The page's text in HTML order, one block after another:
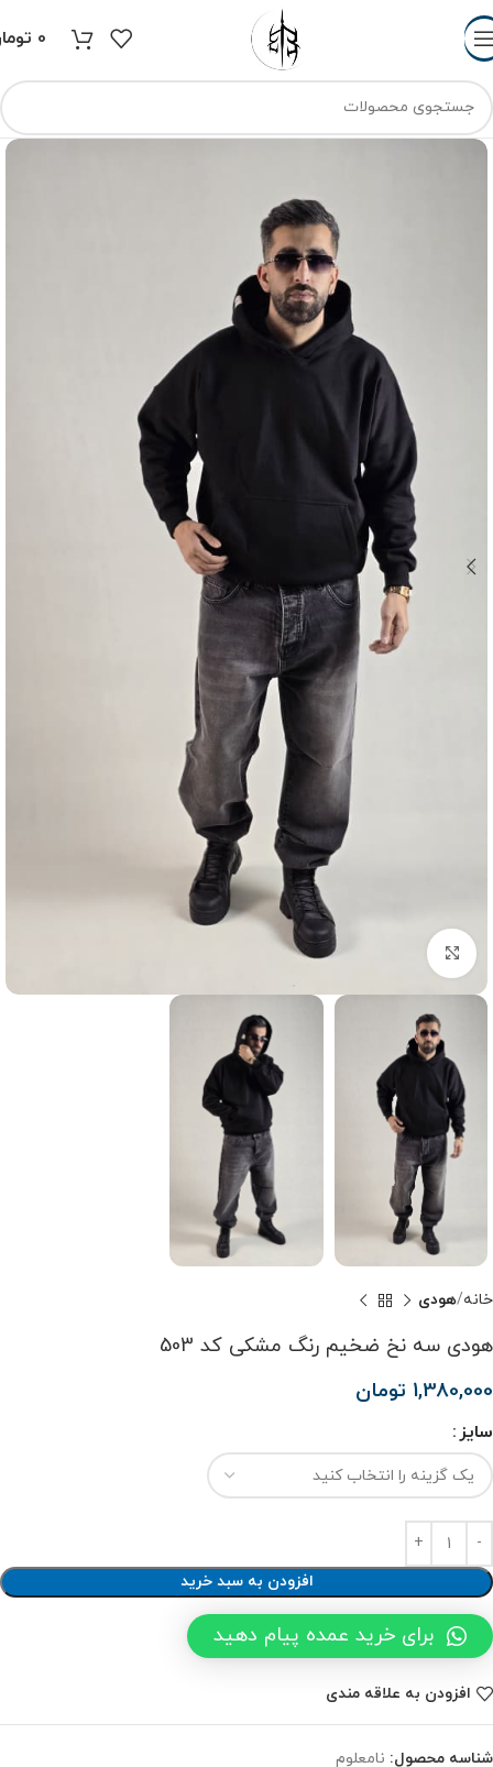
0
بزرگنمایی تصویر
خانه هودی
هودی سه نخ ضخیم رنگ مشکی کد 503
1,380,000 تومان
سایز
افزودن به سبد خرید
برای خرید عمده پیام دهید
افزودن به علاقه مندی
شناسه محصول: نامعلوم